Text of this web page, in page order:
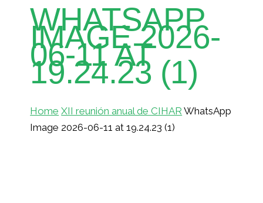
WHATSAPP
IMAGE 2026-
06-11 AT
19.24.23 (1)
Home XII reunión anual de CIHAR WhatsApp
Image 2026-06-11 at 19.24.23 (1)